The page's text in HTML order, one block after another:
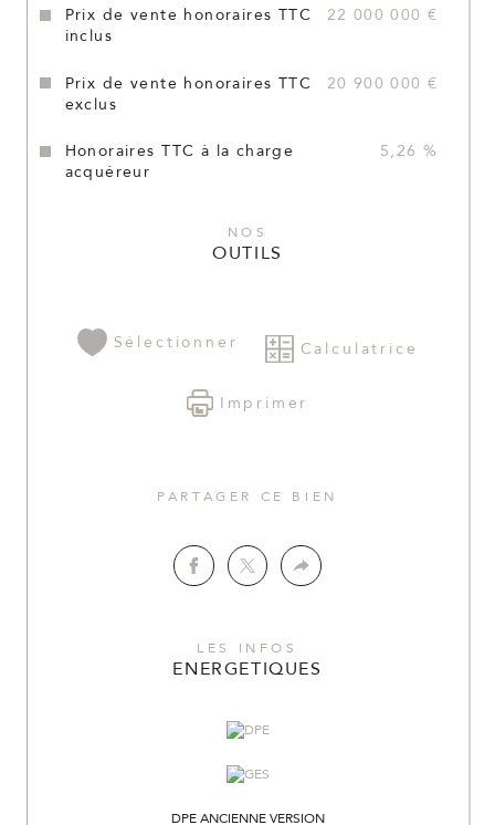
Prix de vente honoraires TTC
inclus
22 000 000 €
Prix de vente honoraires TTC
exclus
20 900 000 €
Honoraires TTC à la charge
acquéreur
5,26 %
NOS
OUTILS
Sélectionner Calculatrice
Imprimer
PARTAGER CE BIEN
LES INFOS
ENERGETIQUES
DPE ANCIENNE VERSION